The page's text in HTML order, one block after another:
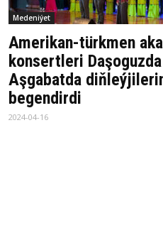
Medeniýet
Amerikan-türkmen
konsertleri
Aşgabatda
begendirdi
2024-04-16